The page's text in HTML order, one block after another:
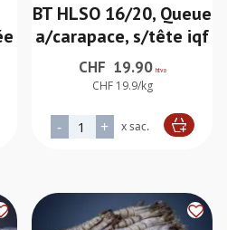
Queue décortiquée déveinée iqf
BT HLSO 16/20, Queue
a/carapace, s/tête iqf
CHF 19.90 htva
CHF 19.9/kg
- quantité de BT HLSO 16/
+ x sac.
Alternative: